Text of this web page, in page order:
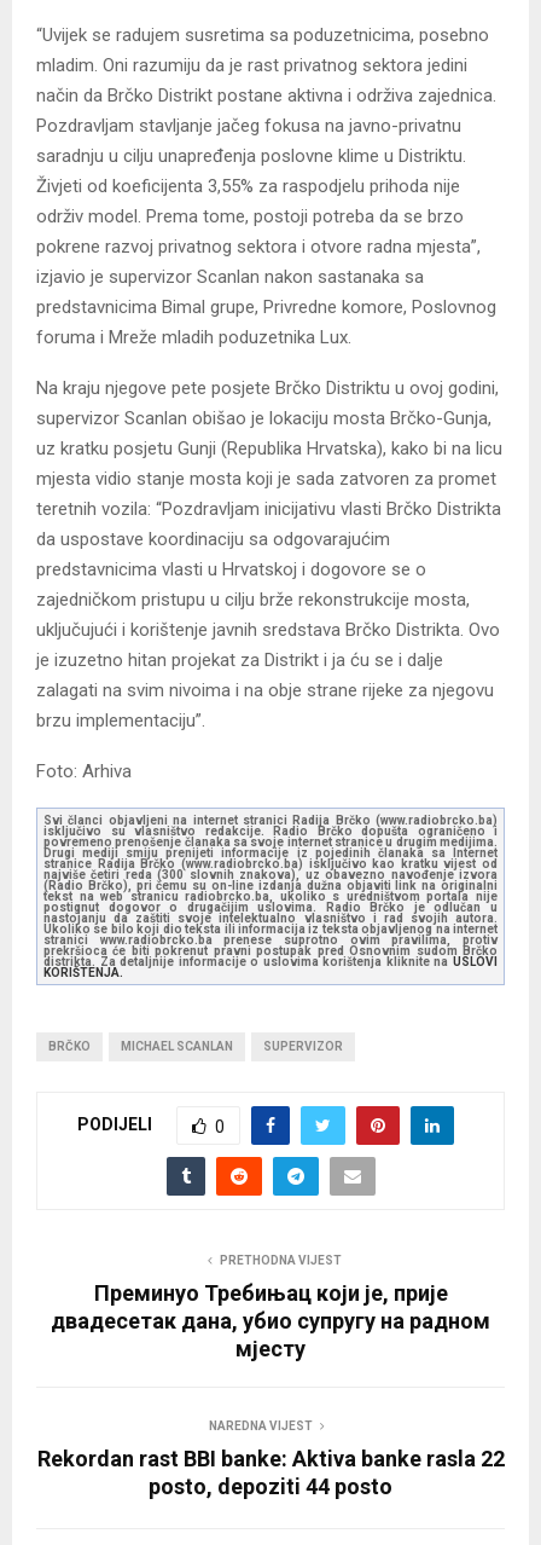
“Uvijek se radujem susretima sa poduzetnicima, posebno
mladim. Oni razumiju da je rast privatnog sektora jedini
način da Brčko Distrikt postane aktivna i održiva zajednica.
Pozdravljam stavljanje jačeg fokusa na javno-privatnu
saradnju u cilju unapređenja poslovne klime u Distriktu.
Živjeti od koeficijenta 3,55% za raspodjelu prihoda nije
održiv model. Prema tome, postoji potreba da se brzo
pokrene razvoj privatnog sektora i otvore radna mjesta”,
izjavio je supervizor Scanlan nakon sastanaka sa
predstavnicima Bimal grupe, Privredne komore, Poslovnog
foruma i Mreže mladih poduzetnika Lux.
Na kraju njegove pete posjete Brčko Distriktu u ovoj godini,
supervizor Scanlan obišao je lokaciju mosta Brčko-Gunja,
uz kratku posjetu Gunji (Republika Hrvatska), kako bi na licu
mjesta vidio stanje mosta koji je sada zatvoren za promet
teretnih vozila: “Pozdravljam inicijativu vlasti Brčko Distrikta
da uspostave koordinaciju sa odgovarajućim
predstavnicima vlasti u Hrvatskoj i dogovore se o
zajedničkom pristupu u cilju brže rekonstrukcije mosta,
uključujući i korištenje javnih sredstava Brčko Distrikta. Ovo
je izuzetno hitan projekat za Distrikt i ja ću se i dalje
zalagati na svim nivoima i na obje strane rijeke za njegovu
brzu implementaciju”.
Foto: Arhiva
Svi članci objavljeni na internet stranici Radija Brčko (www.radiobrcko.ba)
isključivo su vlasništvo redakcije. Radio Brčko dopušta ograničeno i
povremeno prenošenje članaka sa svoje internet stranice u drugim medijima.
Drugi mediji smiju prenijeti informacije iz pojedinih članaka sa Internet
stranice Radija Brčko (www.radiobrcko.ba) isključivo kao kratku vijest od
najviše četiri reda (300 slovnih znakova), uz obavezno navođenje izvora
(Radio Brčko), pri čemu su on-line izdanja dužna objaviti link na originalni
tekst na web stranicu radiobrcko.ba, ukoliko s uredništvom portala nije
postignut dogovor o drugačijim uslovima. Radio Brčko je odlučan u
nastojanju da zaštiti svoje intelektualno vlasništvo i rad svojih autora.
Ukoliko se bilo koji dio teksta ili informacija iz teksta objavljenog na internet
stranici www.radiobrcko.ba prenese suprotno ovim pravilima, protiv
prekršioca će biti pokrenut pravni postupak pred Osnovnim sudom Brčko
distrikta. Za detaljnije informacije o uslovima korištenja kliknite na USLOVI
KORIŠTENJA.
BRČKO MICHAEL SCANLAN SUPERVIZOR
PODIJELI 0
PRETHODNA VIJEST
Преминуо Требињац који је, прије
двадесетак дана, убио супругу на радном
мјесту
NAREDNA VIJEST
Rekordan rast BBI banke: Aktiva banke rasla 22
posto, depoziti 44 posto